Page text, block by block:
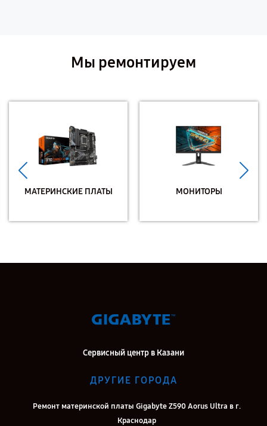
Мы ремонтируем
МАТЕРИНСКИЕ ПЛАТЫ МОНИТОРЫ
Сервисный центр в Казани
ДРУГИЕ ГОРОДА
Ремонт материнской платы Gigabyte Z590 Aorus Ultra в г.
Краснодар